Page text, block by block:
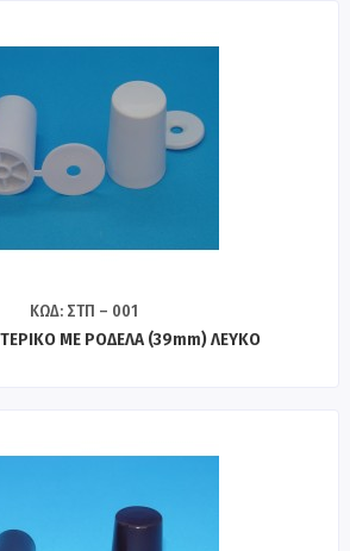
ΚΩΔ: ΣΤΠ – 001
ΜΕ ΡΟΔΕΛΑ (39mm) ΛΕΥΚΟ